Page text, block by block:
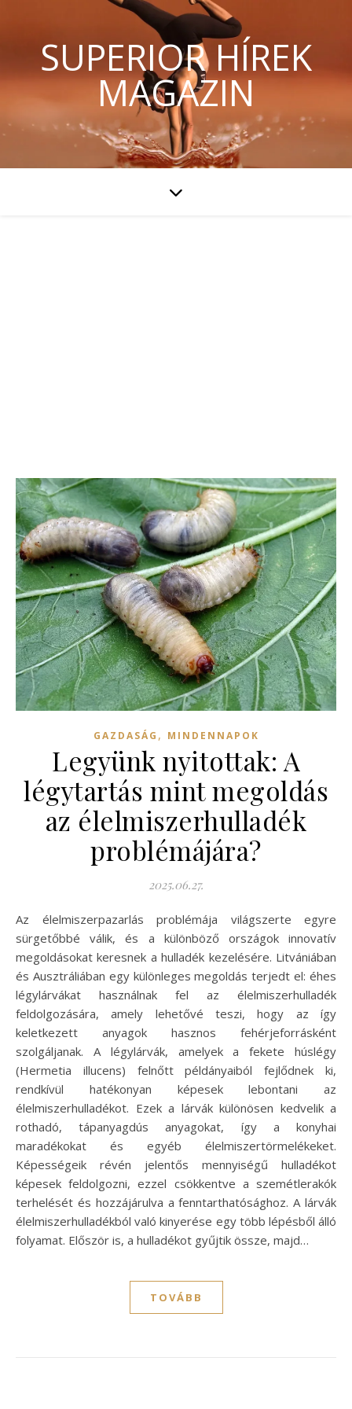
SUPERIOR HÍREK
MAGAZIN
GAZDASÁG , MINDENNAPOK
Legyünk nyitottak: A
légytartás mint megoldás
az élelmiszerhulladék
problémájára?
2025.06.27.
Az élelmiszerpazarlás problémája világszerte egyre
sürgetőbbé válik, és a különböző országok innovatív
megoldásokat keresnek a hulladék kezelésére. Litvániában
és Ausztráliában egy különleges megoldás terjedt el: éhes
légylárvákat használnak fel az élelmiszerhulladék
feldolgozására, amely lehetővé teszi, hogy az így
keletkezett anyagok hasznos fehérjeforrásként
szolgáljanak. A légylárvák, amelyek a fekete húslégy
(Hermetia illucens) felnőtt példányaiból fejlődnek ki,
rendkívül hatékonyan képesek lebontani az
élelmiszerhulladékot. Ezek a lárvák különösen kedvelik a
rothadó, tápanyagdús anyagokat, így a konyhai
maradékokat és egyéb élelmiszertörmelékeket.
Képességeik révén jelentős mennyiségű hulladékot
képesek feldolgozni, ezzel csökkentve a szemétlerakók
terhelését és hozzájárulva a fenntarthatósághoz. A lárvák
élelmiszerhulladékból való kinyerése egy több lépésből álló
folyamat. Először is, a hulladékot gyűjtik össze, majd…
TOVÁBB